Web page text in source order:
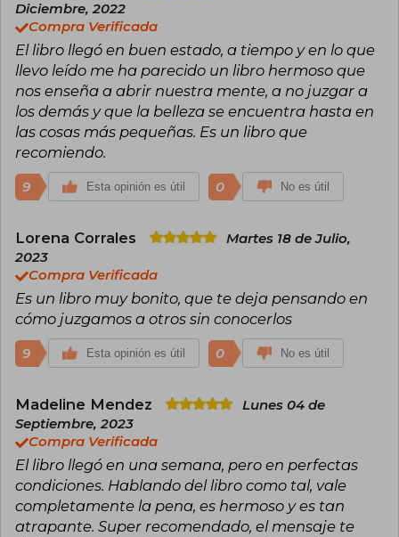
Otros títulos destacados incluyen Under the
Whispering Door, In the Lives of Puppets y la
serie Green Creek, siendo Wolfsong (2016) muy
popular dentro del género de romance LGBTQ+
y fantasía.
Klune ha sido aclamado tanto por el público
como por la crítica por crear historias emotivas y
vivencias queer, normalizando la diversidad y el
amor en sus diferentes formas. Además, es una
voz activa en la representación positiva de la
Diciembre, 2022
Compra Verificada
El libro llegó en buen estado, a tiempo y en lo que
llevo leído me ha parecido un libro hermoso que
nos enseña a abrir nuestra mente, a no juzgar a
los demás y que la belleza se encuentra hasta en
las cosas más pequeñas. Es un libro que
recomiendo.
9 Esta opinión es útil 0 No es útil
Lorena Corrales
Martes 18 de Julio,
2023
Compra Verificada
Es un libro muy bonito, que te deja pensando en
cómo juzgamos a otros sin conocerlos
9 Esta opinión es útil 0 No es útil
Madeline Mendez
Lunes 04 de
Septiembre, 2023
Compra Verificada
El libro llegó en una semana, pero en perfectas
condiciones. Hablando del libro como tal, vale
completamente la pena, es hermoso y es tan
atrapante. Super recomendado, el mensaje te